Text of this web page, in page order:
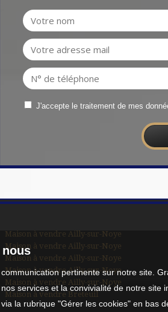
J'accepte le traitement de mes
Maison à vendre Ailly-sur-Noye
Maison à vendre Ailly-sur-Noye
Maison à vendre Ailly-sur-Noye
Maison à vendre Ailly-sur-Noye
Maison à vendre Ailly-sur-Noye
Maison à vendre Breteuil
pertinente sur notre site.
services et la convivialité de notre
la rubrique "Gérer les cookies" en bas